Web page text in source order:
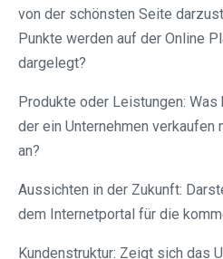
von der schönsten Seite
Punkte werden auf der Online
dargelegt?
Produkte oder Leistungen: Was
der ein Unternehmen
an?
Aussichten in der Zukunft:
dem Internetportal für die
Kundenstruktur: Zeigt sich das